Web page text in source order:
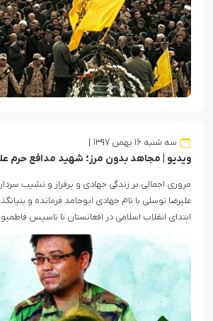
سه شنبه ۱۶ بهمن ۱۳۹۷
ویدیو | مجاهد بدون مرز؛ شهید مدافع حرم
مروری اجمالی بر زندگی جهادی و پرفراز و نشیب
علیرضا توسلی با نام جهادی ابوحامد فرمانده و
ابتدای انقلاب اسلامی در افغانستان تا تاسیس